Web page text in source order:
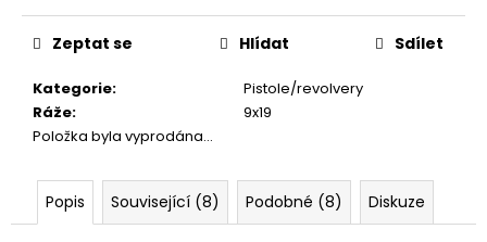
Měrná
cena:
Kategorie:
Pistole/revolvery
Ráže:
9x19
Položka byla vyprodána…
Zeptat se Hlídat Sdílet
Popis Související (8) Podobné (8) Diskuze
j
e
e
DEERHUNTER
NORTHWARE
1